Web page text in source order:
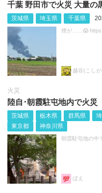
千葉 野田市で火災 大量の
茨城県 埼玉県 千葉県
煙が……😱
越谷(こし
火災
陸自･朝霞駐屯地内で火災
茨城県 栃木県 群馬県
東京都
神奈川県
朝霞駐屯地の中
ぼえ